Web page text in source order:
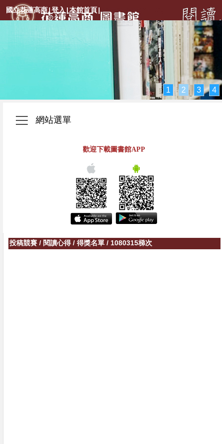
國立花蓮高商|登入 |本館首頁|
1 2 3 4
網站選單
歡迎下載圖書館APP
投稿競賽 / 閱讀心得 / 得獎名單 / 1080315梯次